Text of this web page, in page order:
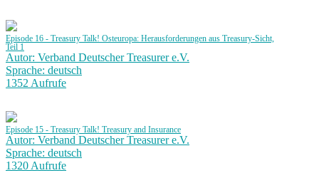
Episode 16 - Treasury Talk! Osteuropa: Herausforderungen aus Treasury-Sicht,
Teil 1
Autor: Verband Deutscher Treasurer e.V.
Sprache: deutsch
1352 Aufrufe
Episode 15 - Treasury Talk! Treasury and Insurance
Autor: Verband Deutscher Treasurer e.V.
Sprache: deutsch
1320 Aufrufe